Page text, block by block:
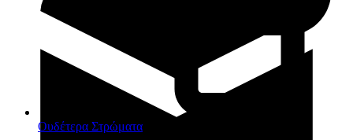
Ουδέτερα Στρώματα